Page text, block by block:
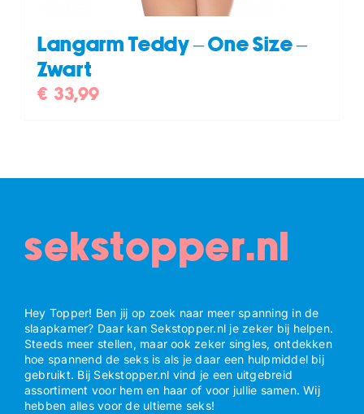
Langarm Teddy – One Size –
Zwart
€ 33,99
sekstopper.nl
Hey Topper! Ben jij op zoek naar meer spanning in de
slaapkamer? Daar kan Sekstopper.nl je zeker bij helpen.
Steeds meer stellen, maar ook zeker singles, ontdekken
hoe spannend de seks is als je daar een hulpmiddel bij
gebruikt. Bij Sekstopper.nl vind je een uitgebreid
assortiment voor hem en haar of voor jullie samen. Wij
hebben alles voor de ultieme seks!